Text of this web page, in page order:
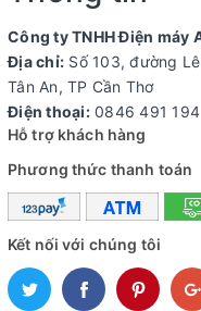
Công ty TNHH Điện máy
Địa chỉ: Số 103, đường
Tân An, TP Cần Thơ
Điện thoại:0846 491 194
Hỗ trợ khách hàng
Phương thức thanh toán
Kết nối với chúng tôi